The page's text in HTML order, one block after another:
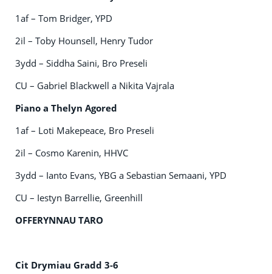
1af – Tom Bridger, YPD
2il – Toby Hounsell, Henry Tudor
3ydd – Siddha Saini, Bro Preseli
CU – Gabriel Blackwell a Nikita Vajrala
Piano a Thelyn Agored
1af – Loti Makepeace, Bro Preseli
2il – Cosmo Karenin, HHVC
3ydd – Ianto Evans, YBG a Sebastian Semaani, YPD
CU – Iestyn Barrellie, Greenhill
OFFERYNNAU TARO
Cit Drymiau Gradd 3-6